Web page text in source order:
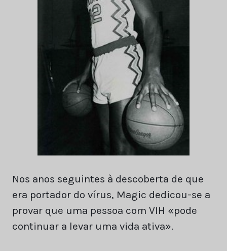
Nos anos seguintes à descoberta de que
era portador do vírus, Magic dedicou-se a
provar que uma pessoa com VIH «pode
continuar a levar uma vida ativa».